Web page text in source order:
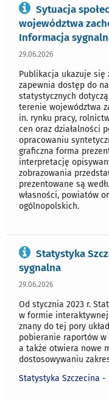
Sytuacja
województwa
Informacja
29.06.2026
Publikacja ukazuje
zapewnia dostęp do
statystycznych
terenie województwa
in. rynku pracy,
cen oraz działalności
opracowaniu
graficzna forma
interpretację
zobrazowania
prezentowane są
własności, powiatów
ogólnopolskich.
Statystyka
sygnalna
29.06.2026
Od stycznia 2023 r.
w formie
znany do tej pory
pobieranie raportów w
a także otwiera nowe
dostosowywaniu
Statystyka Szczecina -